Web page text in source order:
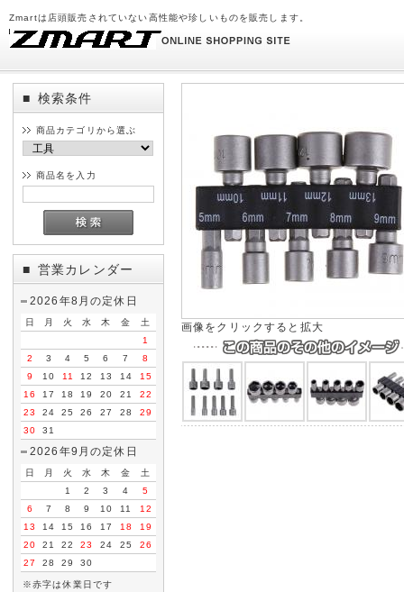
Zmartは店頭販売されていない高性能や珍しいものを販売します。
■ 検索条件
商品カテゴリから選ぶ
商品名を入力
■ 営業カレンダー
2026年8月の定休日
日 月 火 水 木 金
土
1
2
3 4 5 6 7
8
9
10 11 12 13 14
15
16
17 18 19 20 21
22
23
24 25 26 27 28
29
30
31
2026年9月の定休日
日 月 火 水 木 金
土
1
2 3 4
5
6
7 8 9 10 11
12
13
14 15 16 17 18
19
20
21 22 23 24 25
26
27
28 29 30
※赤字は休業日です
画像をクリックすると拡大